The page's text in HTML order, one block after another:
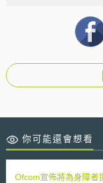
你可能還會想看
Ofcom宣佈將為身障者